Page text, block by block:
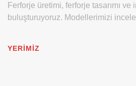
Ferforje üretimi, ferforje tasarımı ve
buluşturuyoruz. Modellerimizi
YERIMIZ